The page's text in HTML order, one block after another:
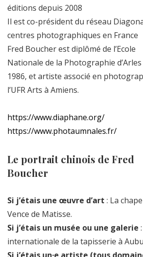
éditions depuis 2008
Il est co-président du réseau
centres photographiques en France
Fred Boucher est diplômé de l’Ecole
Nationale de la Photographie d’Arles
1986, et artiste associé en
l’UFR Arts à Amiens.
https://www.diaphane.org/
https://www.photaumnales.fr/
Le portrait chinois de Fred
Boucher
Si j’étais une œuvre d’art : La
Vence de Matisse.
Si j’étais un musée ou une galerie
internationale de la tapisserie à